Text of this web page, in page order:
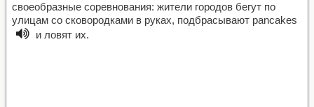
своеобразные соревнования: жители городов бегут по
улицам со сковородками в руках, подбрасывают pancakes
и ловят их.